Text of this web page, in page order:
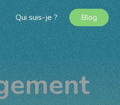
Qui suis-je ? Blog